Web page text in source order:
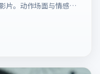
片。动作场面与情感戏
可供检索参考，上映日